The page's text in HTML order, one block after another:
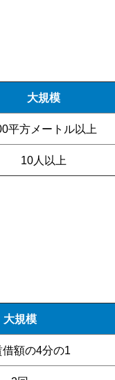
大規模
平方メートル以上
10人以上
大規模
額の4分の1